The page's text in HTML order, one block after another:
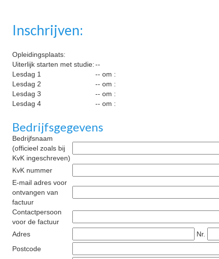
Inschrijven:
Opleidingsplaats:
Uiterlijk starten met studie:--
Lesdag 1
-- om :
Lesdag 2
-- om :
Lesdag 3
-- om :
Lesdag 4
-- om :
Bedrijfsgegevens
Bedrijfsnaam
(officieel zoals bij
KvK ingeschreven)
KvK nummer
E-mail adres voor
ontvangen van
factuur
Contactpersoon
voor de factuur
Adres
Nr.
Postcode